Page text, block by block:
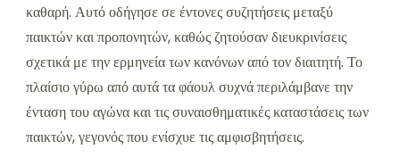
καθαρή. Αυτό οδήγησε σε έντονες συζητήσεις μεταξύ
παικτών και προπονητών, καθώς ζητούσαν διευκρινίσεις
σχετικά με την ερμηνεία των κανόνων από τον διαιτητή. Το
πλαίσιο γύρω από αυτά τα φάουλ συχνά περιλάμβανε την
ένταση του αγώνα και τις συναισθηματικές καταστάσεις των
παικτών, γεγονός που ενίσχυε τις αμφισβητήσεις.